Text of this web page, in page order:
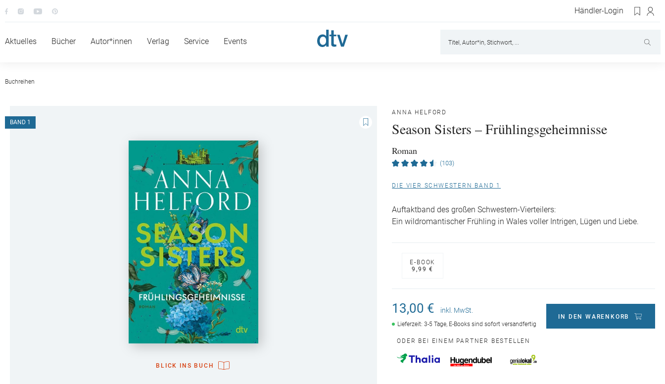
Händler-Login
Aktuelles Bücher Autor*innen Verlag Service Events
Buchreihen
BLICK INS BUCH
BAND 1
ANNA HELFORD
Season Sisters – Frühlingsgeheimnisse
Roman
(103)
DIE VIER SCHWESTERN BAND 1
Auftaktband des großen Schwestern-Vierteilers:
Ein wildromantischer Frühling in Wales voller Intrigen, Lügen und Liebe.
E-BOOK
9,99 €
13,00 € inkl. MwSt.
Lieferzeit: 3-5 Tage, E-Books sind sofort versandfertig
IN DEN WARENKORB
ODER BEI EINEM PARTNER BESTELLEN